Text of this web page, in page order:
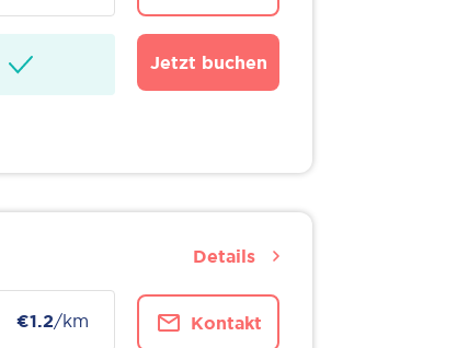
Jetzt buchen
€1.2/km Kontakt
Details